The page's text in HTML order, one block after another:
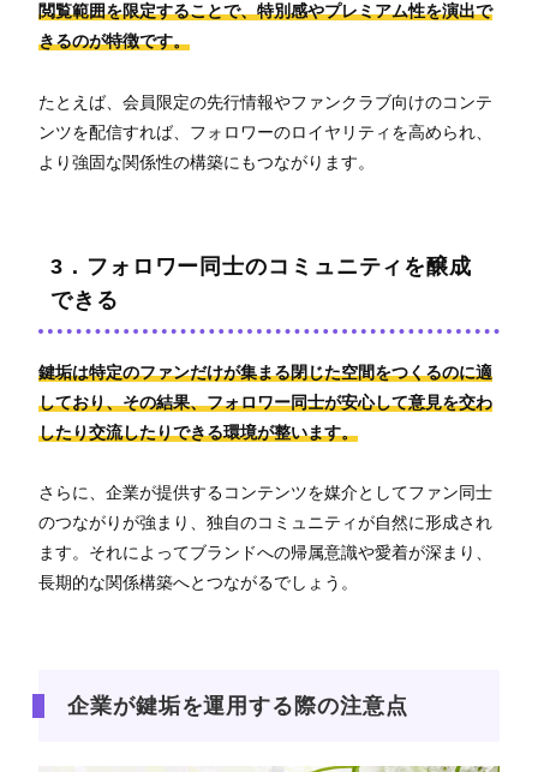
閲覧範囲を限定することで、特別感やプレミアム性を演出で
きるのが特徴です。
たとえば、会員限定の先行情報やファンクラブ向けのコンテ
ンツを配信すれば、フォロワーのロイヤリティを高められ、
より強固な関係性の構築にもつながります。
3．フォロワー同士のコミュニティを醸成
できる
鍵垢は特定のファンだけが集まる閉じた空間をつくるのに適
しており、その結果、フォロワー同士が安心して意見を交わ
したり交流したりできる環境が整います。
さらに、企業が提供するコンテンツを媒介としてファン同士
のつながりが強まり、独自のコミュニティが自然に形成され
ます。それによってブランドへの帰属意識や愛着が深まり、
長期的な関係構築へとつながるでしょう。
企業が鍵垢を運用する際の注意点